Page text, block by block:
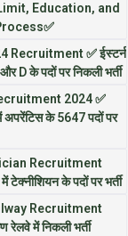
Education, and
Recruitment ✅ ईस्टर्न
D के पदों पर निकली भर्ती
2024 ✅
अपरेंटिस के 5647 पदों पर
Recruitment
टेक्नीशियन के पदों पर भर्ती
Recruitment
रेलवे में निकली भर्ती